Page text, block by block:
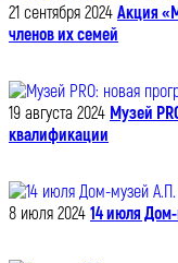
21 сентября 2024 Акция
членов их семей
19 августа 2024 Музей
квалификации
8 июля 2024 14 июля